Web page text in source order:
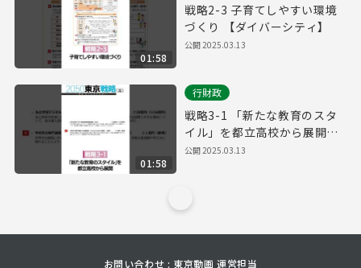
01:58
戦略2-3 子育てしやすい環境
づくり 【ダイバーシティ】
公開2025.03.13
01:58
行財政
戦略3-1 「新たな教育のスタ
イル」を都立高校から展開
【ダイバーシティ】
公開2025.03.13
お問い合わせ : 東京動画 運営担当